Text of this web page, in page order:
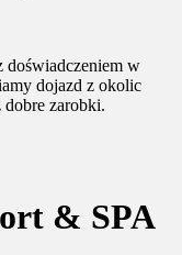
doświadczeniem w
dojazd z okolic
zarobki.
& SPA